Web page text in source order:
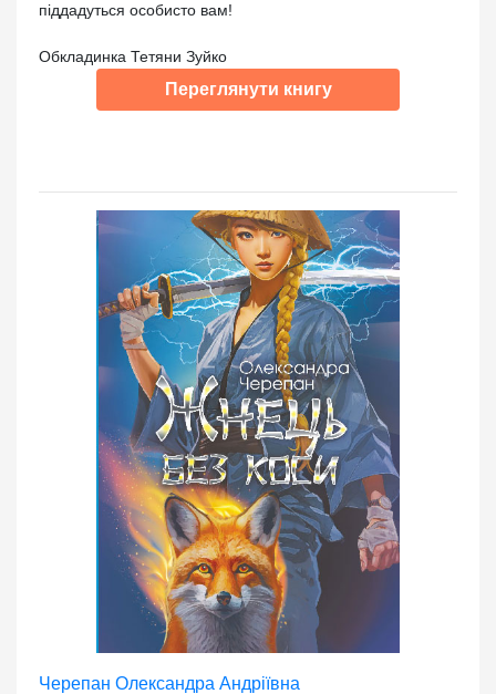
піддадуться особисто вам!
Обкладинка Тетяни Зуйко
Переглянути книгу
Черепан Олександра Андріївна